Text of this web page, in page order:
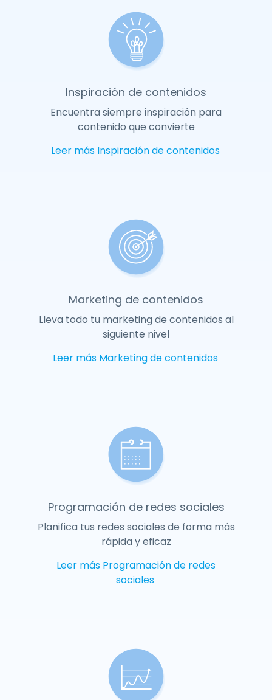
Inspiración de contenidos
Encuentra siempre inspiración para
contenido que convierte
Leer másInspiración de contenidos
Marketing de contenidos
Lleva todo tu marketing de contenidos al
siguiente nivel
Marketing de contenidos
Programación de redes sociales
Planifica tus redes sociales de forma más
rápida y eficaz
Leer másProgramación de redes
sociales